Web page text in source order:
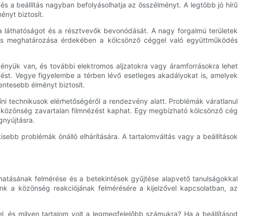
a beállítás nagyban befolyásolhatja az összélményt. A legtöbb jó hírű
biztosít.
láthatóságot és a résztvevők bevonódását. A nagy forgalmú területek
érdekében a kölcsönző céggel való együttműködés
van, és további elektromos aljzatokra vagy áramforrásokra lehet
Vegye figyelembe a térben lévő esetleges akadályokat is, amelyek
élményt biztosít.
technikusok elérhetőségéről a rendezvény alatt. Problémák váratlanul
zavartalan filmnézést kaphat. Egy megbízható kölcsönző cég
problémák önálló elhárítására. A tartalomváltás vagy a beállítások
felmérése és a betekintések gyűjtése alapvető tanulságokkal
a közönség reakciójának felmérésére a kijelzővel kapcsolatban, az
milyen tartalom volt a legmegfelelőbb számukra? Ha a beállításod